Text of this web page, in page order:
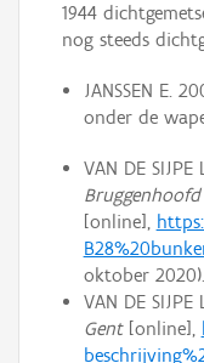
1944
nog steeds
JANSSEN E.
onder de
VAN DE SIJPE
[online],
oktober 2020).
VAN DE SIJPE
Gent[online],